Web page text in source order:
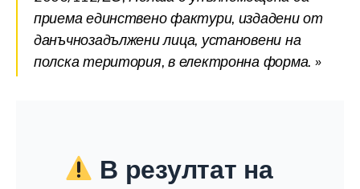
приема единствено фактури, издадени от
данъчнозадължени лица, установени на
полска територия, в електронна форма. »
В резултат на